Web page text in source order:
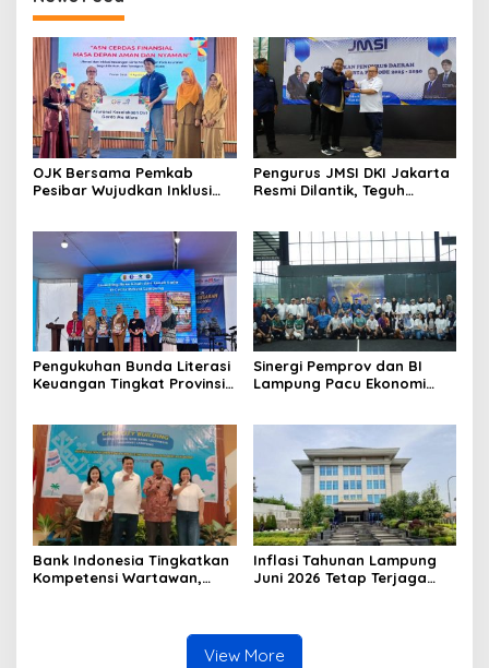
OJK Bersama Pemkab
Pesibar Wujudkan Inklusi
Polis Asuransi Jiwa
Pengurus JMSI DKI Jakarta
Resmi Dilantik, Teguh
Pers Berkualitas
Pengukuhan Bunda Literasi
Keuangan Tingkat Provinsi,
Gerakan Edukasi Keuangan
Bagi Masyarakat
Sinergi Pemprov dan BI
Lampung Pacu Ekonomi
Bank Indonesia Tingkatkan
Kompetensi Wartawan,
Inflasi Tahunan Lampung
Juni 2026 Tetap Terjaga
View More